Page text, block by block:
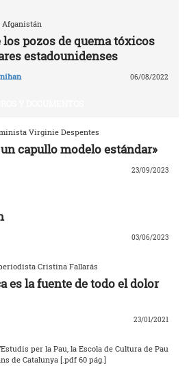
Afganistán
pozos de quema tóxicos
estadounidenses
06/08/2022
Virginie Despentes
capullo modelo estándar»
23/09/2023
03/06/2023
Cristina Fallarás
es la fuente de todo el dolor
23/01/2021
per la Pau, la Escola de Cultura de Pau
de Catalunya [.pdf 60 pág.]